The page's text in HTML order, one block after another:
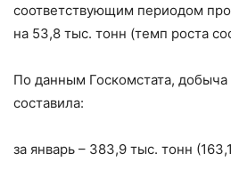
соответствующим периодом
на 53,8 тыс. тонн (темп роста
По данным Госкомстата, добыча
составила:
за январь­ – 383,9 тыс. тонн